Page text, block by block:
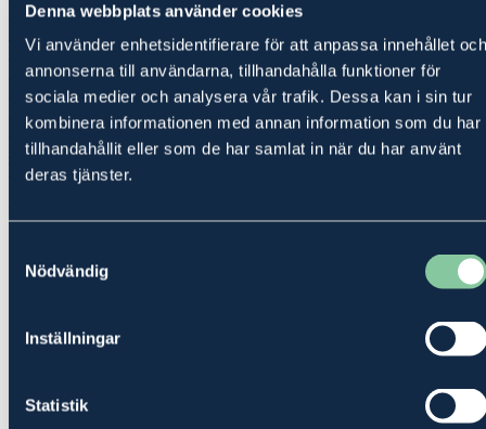
Denna webbplats använder cookies
Vi använder enhetsidentifierare för att anpassa innehållet och
annonserna till användarna, tillhandahålla funktioner för
sociala medier och analysera vår trafik. Dessa kan i sin tur
kombinera informationen med annan information som du har
tillhandahållit eller som de har samlat in när du har använt
deras tjänster.
Nödvändig
Inställningar
Statistik
Franschise
Förening
Handel
Hantverkare/Bygg
Konsult
Lantbruk
Restaurang
Skog
Transport & Logistik
Möt några av våra kunder
rullande. Istället för att anställa någon på